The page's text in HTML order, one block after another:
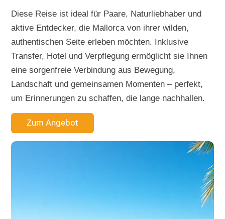
Diese Reise ist ideal für Paare, Naturliebhaber und
aktive Entdecker, die Mallorca von ihrer wilden,
authentischen Seite erleben möchten. Inklusive
Transfer, Hotel und Verpflegung ermöglicht sie Ihnen
eine sorgenfreie Verbindung aus Bewegung,
Landschaft und gemeinsamen Momenten – perfekt,
um Erinnerungen zu schaffen, die lange nachhallen.
Zum Angebot